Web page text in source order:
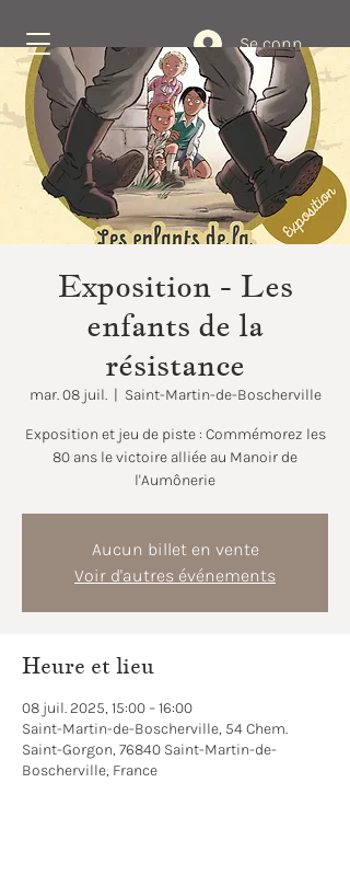
Se connecter
Réservez
Exposition - Les
enfants de la
résistance
mar. 08 juil.
  |
Saint-Martin-de-Boscherville
Exposition et jeu de piste : Commémorez les
80 ans le victoire alliée au Manoir de
l'Aumônerie
Aucun billet en vente
Voir d'autres événements
Heure et lieu
08 juil. 2025, 15:00 – 16:00
Saint-Martin-de-Boscherville, 54 Chem.
Saint-Gorgon, 76840 Saint-Martin-de-
Boscherville, France